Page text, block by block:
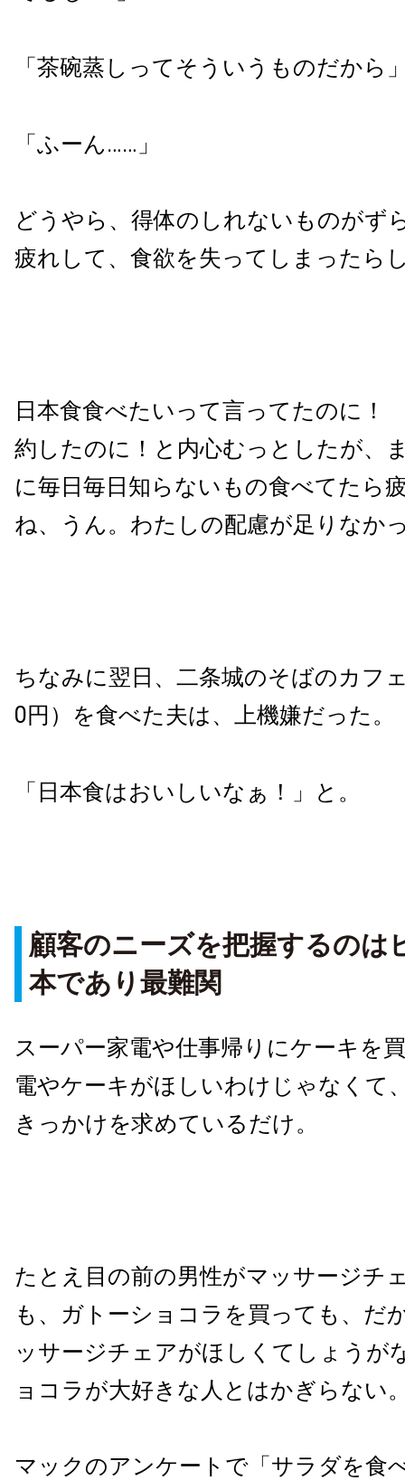
「茶碗蒸しってそういうものだから
「ふーん……」
どうやら、得体のしれないものがず
疲れして、食欲を失ってしまったら
日本食食べたいって言ってたのに！
約したのに！と内心むっとしたが、
に毎日毎日知らないもの食べてたら
ね、うん。わたしの配慮が足りなか
ちなみに翌日、二条城のそばのカフ
0円）を食べた夫は、上機嫌だった。
「日本食はおいしいなぁ！」と。
顧客のニーズを把握するのは
本であり最難関
スーパー家電や仕事帰りにケーキを
電やケーキがほしいわけじゃなくて
きっかけを求めているだけ。
たとえ目の前の男性がマッサージチ
も、ガトーショコラを買っても、だ
ッサージチェアがほしくてしょうが
ョコラが大好きな人とはかぎらない
マックのアンケートで「サラダを食